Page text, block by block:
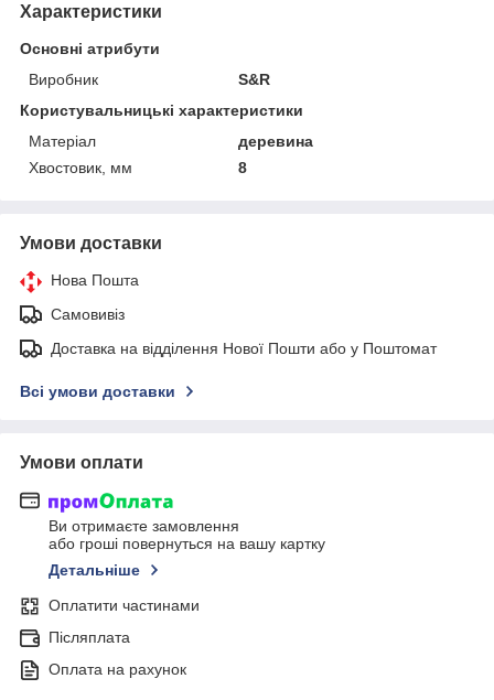
Характеристики
Основні атрибути
Виробник
S&R
Користувальницькі характеристики
Матеріал
деревина
Хвостовик, мм
8
Умови доставки
Нова Пошта
Самовивіз
Доставка на відділення Нової Пошти або у Поштомат
Всі умови доставки
Умови оплати
Ви отримаєте замовлення
або гроші повернуться на вашу картку
Детальніше
Оплатити частинами
Післяплата
Оплата на рахунок